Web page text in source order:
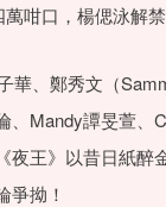
、鄭秀文（
Mandy譚旻萱、
王》以昔日紙醉
爭拗！